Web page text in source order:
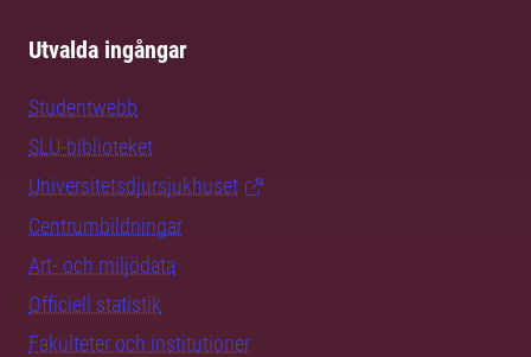
Utvalda ingångar
Studentwebb
SLU-biblioteket
Universitetsdjursjukhuset
Centrumbildningar
Art- och miljödata
Officiell statistik
Fakulteter och institutioner